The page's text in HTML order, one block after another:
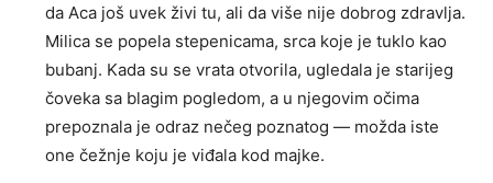
da Aca još uvek živi tu, ali da više nije dobrog zdravlja.
Milica se popela stepenicama, srca koje je tuklo kao
bubanj. Kada su se vrata otvorila, ugledala je starijeg
čoveka sa blagim pogledom, a u njegovim očima
prepoznala je odraz nečeg poznatog — možda iste
one čežnje koju je viđala kod majke.